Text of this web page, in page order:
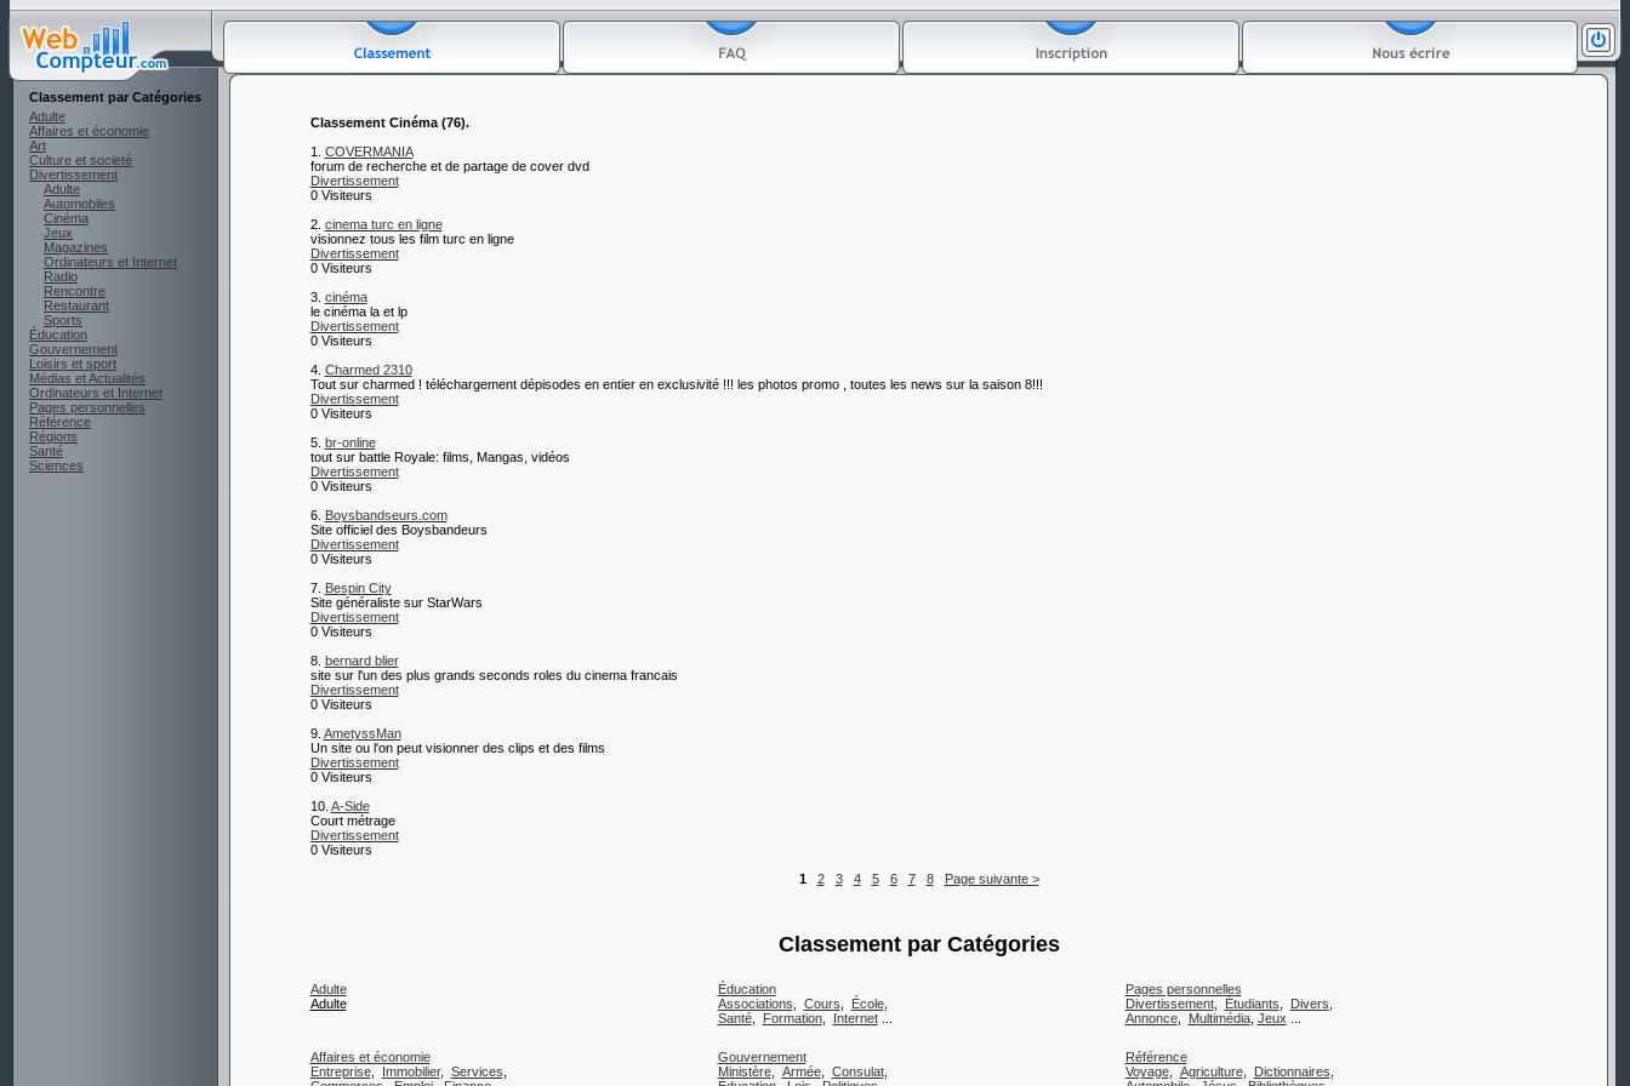
Classement par Catégories
Adulte
Affaires et économie
Art
Culture et societé
Divertissement
Adulte
Automobiles
Cinéma
Jeux
Magazines
Ordinateurs et Internet
Radio
Rencontre
Restaurant
Sports
Éducation
Gouvernement
Loisirs et sport
Médias et Actualités
Ordinateurs et Internet
Pages personnelles
Référence
Régions
Santé
Sciences
Classement Cinéma (76).
1. COVERMANIA
forum de recherche et de partage de cover dvd
Divertissement
0 Visiteurs
2. cinema turc en ligne
visionnez tous les film turc en ligne
Divertissement
0 Visiteurs
3. cinéma
le cinéma la et lp
Divertissement
0 Visiteurs
4. Charmed 2310
Tout sur charmed ! téléchargement dépisodes en entier en exclusivité !!! les photos promo , toutes les news sur la saison 8!!!
Divertissement
0 Visiteurs
5. br-online
tout sur battle Royale: films, Mangas, vidéos
Divertissement
0 Visiteurs
6. Boysbandseurs.com
Site officiel des Boysbandeurs
Divertissement
0 Visiteurs
7. Bespin City
Site généraliste sur StarWars
Divertissement
0 Visiteurs
8. bernard blier
site sur l'un des plus grands seconds roles du cinema francais
Divertissement
0 Visiteurs
9. AmetyssMan
Un site ou l'on peut visionner des clips et des films
Divertissement
0 Visiteurs
10. A-Side
Court métrage
Divertissement
0 Visiteurs
1
2 3 4 5 6 7 8 Page suivante >
Classement par Catégories
Adulte
Adulte
Éducation
Associations
Cours École,
Santé, Formation, Internet...
Pages personnelles
Divertissement, Étudiants Divers
Annonce, Multimédia, Jeux
Affaires et économie
Entreprise, Immobilier, Services
Gouvernement
Ministère, Armée, Consulat,
Référence
Voyage, Agriculture, Dictionnaires